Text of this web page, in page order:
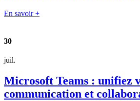
En savoir +
30
juil.
Microsoft Teams : unifiez
communication et